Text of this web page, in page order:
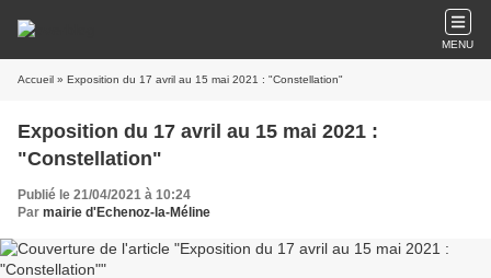
MENU
Accueil » Exposition du 17 avril au 15 mai 2021 : "Constellation"
Exposition du 17 avril au 15 mai 2021 :
"Constellation"
Publié le 21/04/2021 à 10:24
Par mairie d'Echenoz-la-Méline